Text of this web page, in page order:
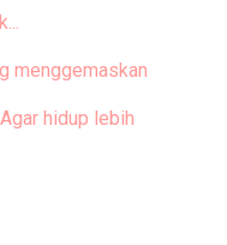
menggemaskan
hidup lebih